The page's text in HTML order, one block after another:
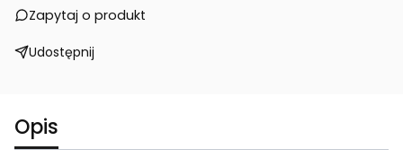
Zapytaj o produkt
Udostępnij
Opis